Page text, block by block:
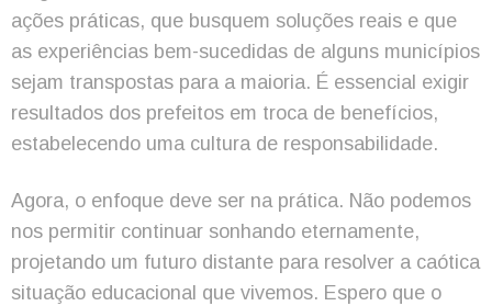
ações práticas, que busquem soluções reais e que
as experiências bem-sucedidas de alguns municípios
sejam transpostas para a maioria. É essencial exigir
resultados dos prefeitos em troca de benefícios,
estabelecendo uma cultura de responsabilidade.
Agora, o enfoque deve ser na prática. Não podemos
nos permitir continuar sonhando eternamente,
projetando um futuro distante para resolver a caótica
situação educacional que vivemos. Espero que o